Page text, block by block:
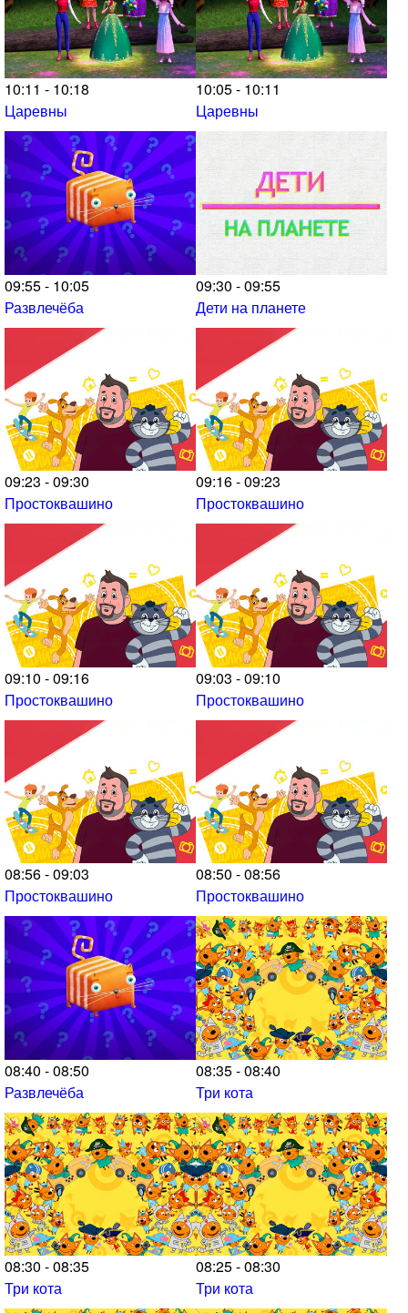
10:11 - 10:18
Царевны
10:05 - 10:11
Царевны
09:55 - 10:05
Развлечёба
09:30 - 09:55
Дети на планете
09:23 - 09:30
Простоквашино
09:16 - 09:23
Простоквашино
09:10 - 09:16
Простоквашино
09:03 - 09:10
Простоквашино
08:56 - 09:03
Простоквашино
08:50 - 08:56
Простоквашино
08:40 - 08:50
Развлечёба
08:35 - 08:40
Три кота
08:30 - 08:35
Три кота
08:25 - 08:30
Три кота